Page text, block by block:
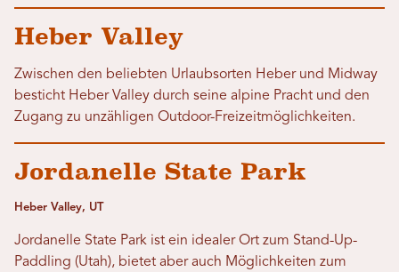
Heber Valley
Zwischen den beliebten Urlaubsorten Heber und Midway
besticht Heber Valley durch seine alpine Pracht und den
Zugang zu unzähligen Outdoor-Freizeitmöglichkeiten.
Jordanelle State Park
Heber Valley, UT
Jordanelle State Park ist ein idealer Ort zum Stand-Up-
Paddling (Utah), bietet aber auch Möglichkeiten zum